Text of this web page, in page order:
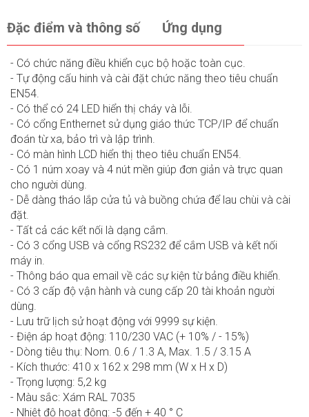
Đặc điểm và thông số Ứng dụng
- Có chức năng điều khiển cục bộ hoặc toàn cục.
- Tự động cấu hinh và cài đặt chức năng theo tiêu chuẩn
EN54.
- Có thể có 24 LED hiển thị cháy và lỗi.
- Có cổng Enthernet sử dụng giáo thức TCP/IP để chuẩn
đoán từ xa, bảo trì và lập trình.
- Có màn hình LCD hiển thị theo tiêu chuẩn EN54.
- Có 1 núm xoay và 4 nút mền giúp đơn giản và trực quan
cho người dùng.
- Dễ dàng tháo lắp cửa tủ và buồng chứa để lau chùi và cài
đặt.
- Tất cả các kết nối là dạng cắm.
- Có 3 cổng USB và cổng RS232 để cắm USB và kết nối
máy in.
- Thông báo qua email về các sự kiện từ bảng điều khiển.
- Có 3 cấp độ vận hành và cung cấp 20 tài khoản người
dùng.
- Lưu trữ lịch sử hoạt động với 9999 sự kiện.
- Điện áp hoạt động: 110/230 VAC (+ 10% / - 15%)
- Dòng tiêu thụ: Nom. 0.6 / 1.3 A,​ Max. 1.5 / 3.15 A
- Kích thước: 410 x 162 x 298 mm (W x H x D)
- Trọng lượng: 5,2 kg
- Màu sắc: Xám RAL 7035
- Nhiệt độ hoạt động: -5 đến + 40 ° C